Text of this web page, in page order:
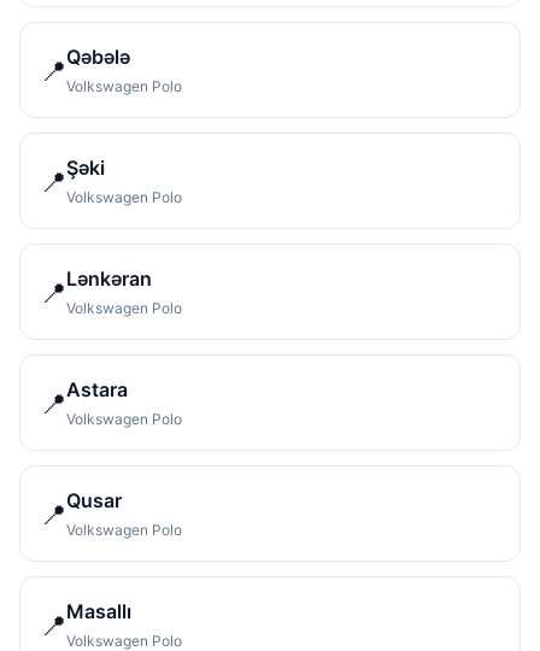
📍Qəbələ
Volkswagen Polo
📍Şəki
Volkswagen Polo
📍Lənkəran
Volkswagen Polo
📍Astara
Volkswagen Polo
📍Qusar
Volkswagen Polo
📍Masallı
Volkswagen Polo